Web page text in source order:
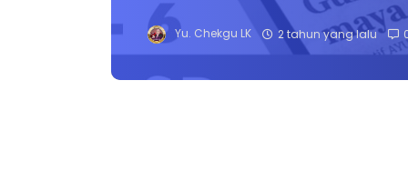
Yu. Chekgu LK 2 tahun yang lalu